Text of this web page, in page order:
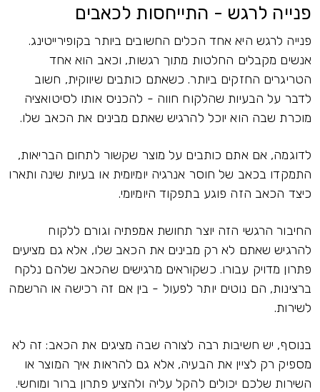
פנייה לרגש - התייחסות לכאבים
פנייה לרגש היא אחד הכלים החשובים ביותר בקופירייטינג.
אנשים מקבלים החלטות מתוך רגשות, וכאב הוא אחד
הטריגרים החזקים ביותר. כשאתם כותבים שיווקית, חשוב
לדבר על הבעיות שהלקוח חווה - להכניס אותו לסיטואציה
מוכרת שבה הוא יוכל להרגיש שאתם מבינים את הכאב שלו.
לדוגמה, אם אתם כותבים על מוצר שקשור לתחום הבריאות,
התמקדו בכאב של חוסר אנרגיה יומיומית או בעיות שינה ותארו
כיצד הכאב הזה פוגע בתפקוד היומיומי.
החיבור הרגשי הזה יוצר תחושת אמפתיה וגורם ללקוח
להרגיש שאתם לא רק מבינים את הכאב שלו, אלא גם מציעים
פתרון מדויק עבורו. כשקוראים מרגישים שהכאב שלהם נלקח
ברצינות, הם נוטים יותר לפעול - בין אם זה רכישה או הרשמה
לשירות.
בנוסף, יש חשיבות רבה לצורה שבה מציגים את הכאב: זה לא
מספיק רק לציין את הבעיה, אלא גם להראות איך המוצר או
השירות שלכם יכולים להקל עליה ולהציע פתרון ברור ומוחשי.